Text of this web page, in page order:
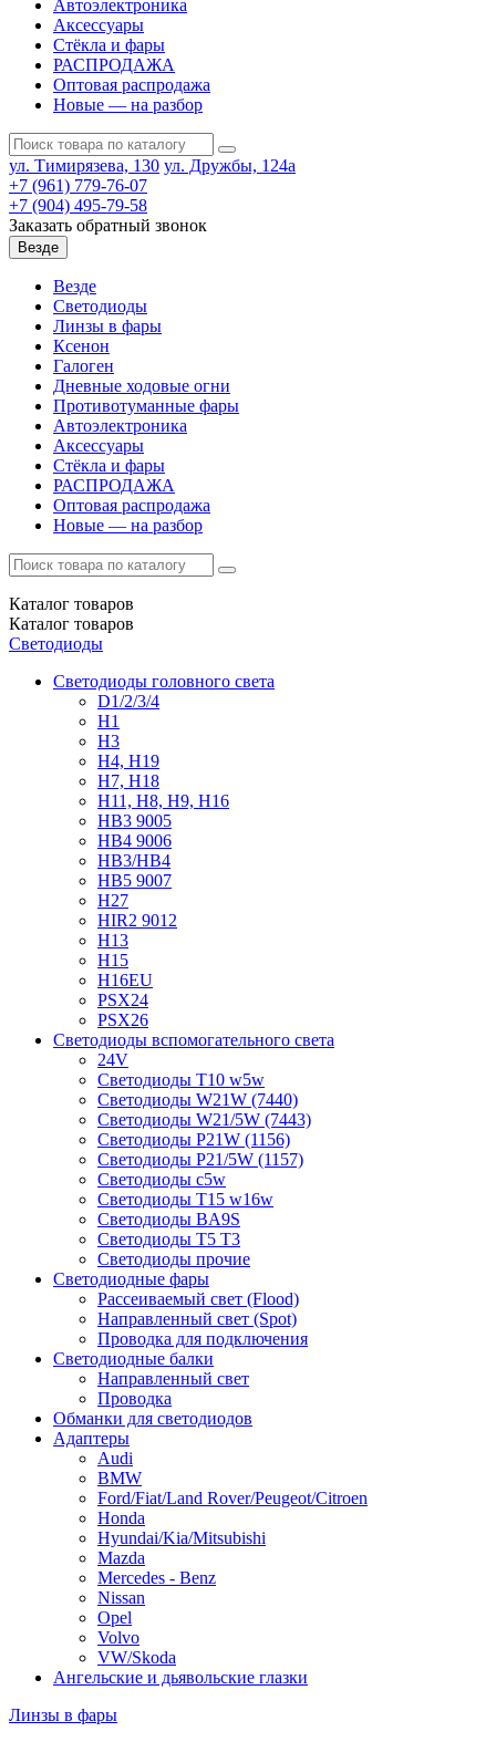
Автоэлектроника
Аксессуары
Стёкла и фары
РАСПРОДАЖА
Оптовая распродажа
Новые — на разбор
ул. Тимирязева, 130 ул. Дружбы, 124а
+7 (961) 779-76-07
+7 (904) 495-79-58
Заказать обратный звонок
Везде
Везде
Светодиоды
Линзы в фары
Ксенон
Галоген
Дневные ходовые огни
Противотуманные фары
Автоэлектроника
Аксессуары
Стёкла и фары
РАСПРОДАЖА
Оптовая распродажа
Новые — на разбор
Каталог товаров
Каталог товаров
Светодиоды
Светодиоды головного света
D1/2/3/4
H1
H3
H4, H19
H7, H18
H11, H8, H9, H16
HB3 9005
HB4 9006
HB3/HB4
HB5 9007
H27
HIR2 9012
H13
H15
H16EU
PSX24
PSX26
Светодиоды вспомогательного света
24V
Светодиоды T10 w5w
Светодиоды W21W (7440)
Светодиоды W21/5W (7443)
Светодиоды P21W (1156)
Светодиоды P21/5W (1157)
Светодиоды c5w
Светодиоды T15 w16w
Светодиоды BA9S
Светодиоды T5 T3
Светодиоды прочие
Светодиодные фары
Рассеиваемый свет (Flood)
Направленный свет (Spot)
Проводка для подключения
Светодиодные балки
Направленный свет
Проводка
Обманки для светодиодов
Адаптеры
Audi
BMW
Ford/Fiat/Land Rover/Peugeot/Citroen
Honda
Hyundai/Kia/Mitsubishi
Mazda
Mercedes - Benz
Nissan
Opel
Volvo
VW/Skoda
Ангельские и дьявольские глазки
Линзы в фары